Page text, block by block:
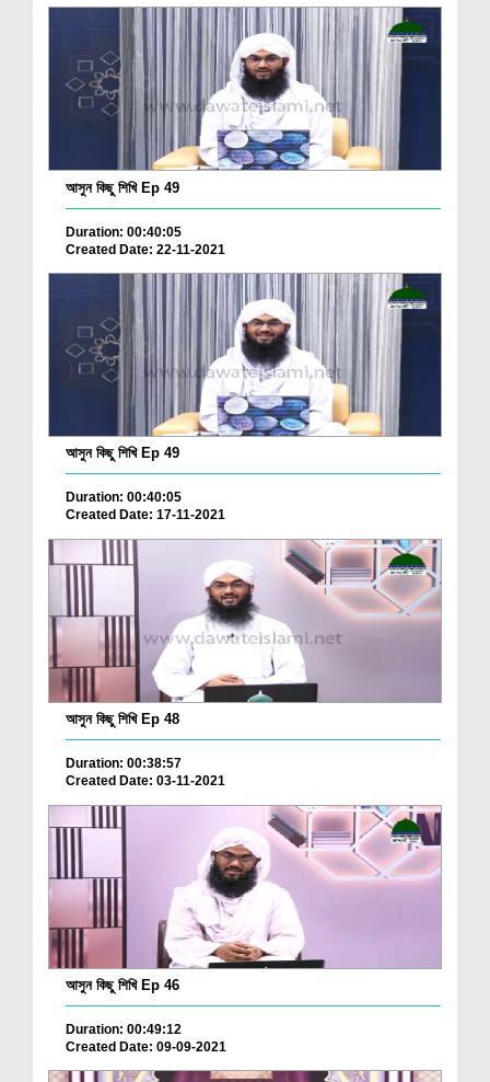
আসুন কিছু শিখি Ep 49
Duration: 00:40:05
Created Date: 22-11-2021
আসুন কিছু শিখি Ep 49
Duration: 00:40:05
Created Date: 17-11-2021
আসুন কিছু শিখি Ep 48
Duration: 00:38:57
Created Date: 03-11-2021
আসুন কিছু শিখি Ep 46
Duration: 00:49:12
Created Date: 09-09-2021